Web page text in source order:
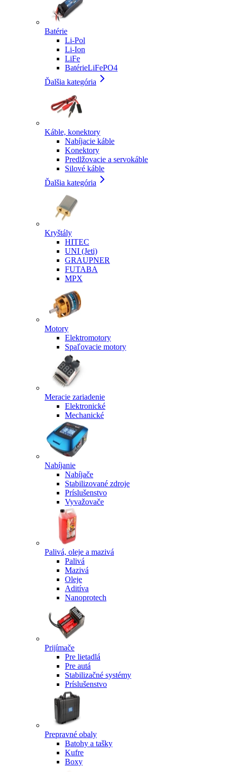
Batérie
Li-Pol
Li-Ion
LiFe
BatérieLiFePO4
Ďalšia kategória
Káble, konektory
Nabíjacie káble
Konektory
Predlžovacie a servokáble
Silové káble
Ďalšia kategória
Kryštály
HITEC
UNI (Jeti)
GRAUPNER
FUTABA
MPX
Motory
Elektromotory
Spaľovacie motory
Meracie zariadenie
Elektronické
Mechanické
Nabíjanie
Nabíjače
Stabilizované zdroje
Príslušenstvo
Vyvažovače
Palivá, oleje a mazivá
Palivá
Mazivá
Oleje
Aditíva
Nanoprotech
Prijímače
Pre lietadlá
Pre autá
Stabilizačné systémy
Príslušenstvo
Prepravné obaly
Batohy a tašky
Kufre
Boxy